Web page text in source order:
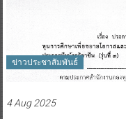
ข่าวประชาสัมพันธ์
4 Aug 2025